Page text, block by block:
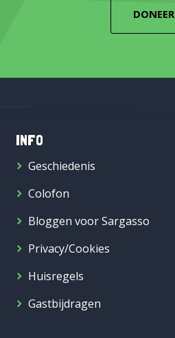
DONEER
INFO
Geschiedenis
Colofon
Bloggen voor Sargasso
Privacy/Cookies
Huisregels
Gastbijdragen